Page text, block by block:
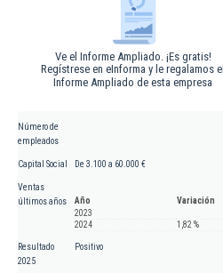
Ve el Informe Ampliado. ¡Es gratis!
Regístrese en eInforma y le regalamos el
Informe Ampliado de esta empresa
Número de
empleados
Capital Social De 3.100 a 60.000 €
Ventas
últimos años
Año
Variación
2023
2024
1,82 %
Resultado
2025
Positivo